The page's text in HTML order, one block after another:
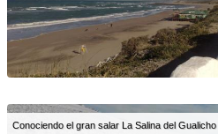
Conociendo el gran salar La Salina del Gualicho